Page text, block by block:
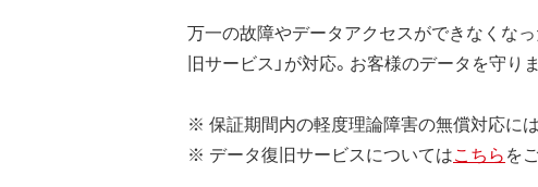
万一の故障やデータアクセスができなくな
旧サービス」が対応。お客様のデータを守りま
※ 保証期間内の軽度理論障害の無償対応には
※ データ復旧サービスについてはこちらを